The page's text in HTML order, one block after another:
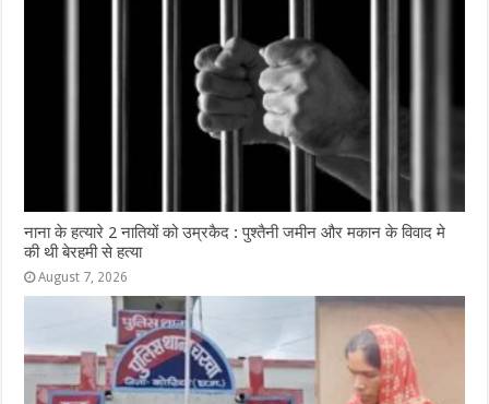
नाना के हत्यारे 2 नातियों को उम्रकैद : पुश्तैनी जमीन और मकान के विवाद मे
की थी बेरहमी से हत्या
August 7, 2026